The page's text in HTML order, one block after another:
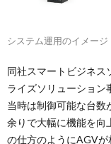
システム運用のイメージ
同社スマートビジネス
ライズソリューション
当時は制御可能な台数
余りで大幅に機能を向
の仕方のようにAGV